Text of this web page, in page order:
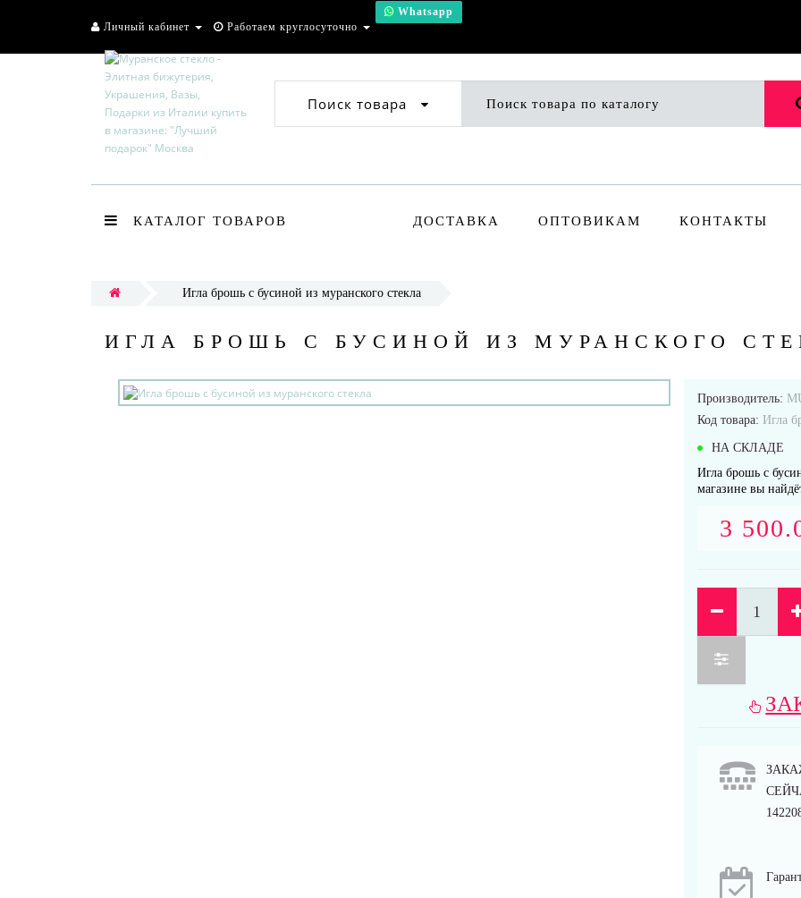
Личный кабинет Работаем круглосуточно
Whatsapp
Поиск товара
КАТАЛОГ ТОВАРОВ ДОСТАВКА ОПТОВИКАМ КОНТАКТЫ
Игла брошь с бусиной из муранского стекла
ИГЛА БРОШЬ С БУСИНОЙ ИЗ МУРАНСКОГО
Производитель:
Код товара: Игла
НА СКЛАДЕ
Игла брошь с
магазине вы
3